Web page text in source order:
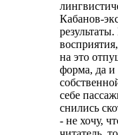
Кабанов-
на это
форма, да и
себе
снились
- не хочу,